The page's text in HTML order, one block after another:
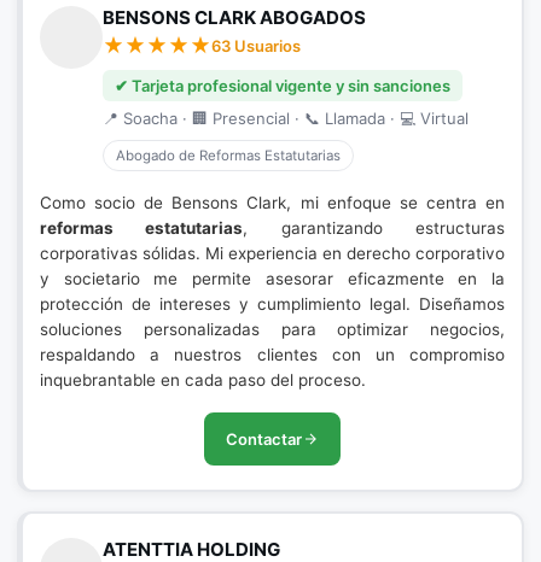
BENSONS CLARK ABOGADOS
63 Usuarios
✔ Tarjeta profesional vigente y sin sanciones
📍 Soacha · 🏢 Presencial · 📞 Llamada · 💻 Virtual
Abogado de Reformas Estatutarias
Como socio de Bensons Clark, mi enfoque se centra en
reformas estatutarias, garantizando estructuras
corporativas sólidas. Mi experiencia en derecho corporativo
y societario me permite asesorar eficazmente en la
protección de intereses y cumplimiento legal. Diseñamos
soluciones personalizadas para optimizar negocios,
respaldando a nuestros clientes con un compromiso
inquebrantable en cada paso del proceso.
Contactar
ATENTTIA HOLDING